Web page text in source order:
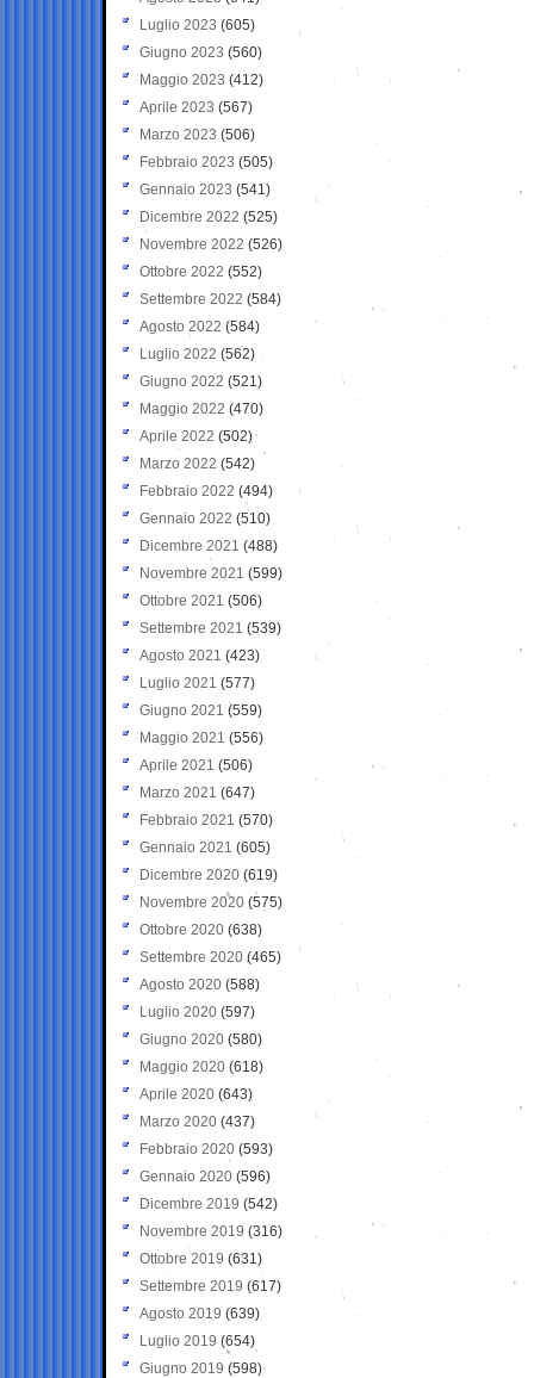
Luglio 2023 (605)
Giugno 2023 (560)
Maggio 2023 (412)
Aprile 2023 (567)
Marzo 2023 (506)
Febbraio 2023 (505)
Gennaio 2023 (541)
Dicembre 2022 (525)
Novembre 2022 (526)
Ottobre 2022 (552)
Settembre 2022 (584)
Agosto 2022 (584)
Luglio 2022 (562)
Giugno 2022 (521)
Maggio 2022 (470)
Aprile 2022 (502)
Marzo 2022 (542)
Febbraio 2022 (494)
Gennaio 2022 (510)
Dicembre 2021 (488)
Novembre 2021 (599)
Ottobre 2021 (506)
Settembre 2021 (539)
Agosto 2021 (423)
Luglio 2021 (577)
Giugno 2021(559)
Maggio 2021 (556)
Aprile 2021 (506)
Marzo 2021 (647)
Febbraio 2021 (570)
Gennaio 2021 (605)
Dicembre 2020 (619)
Novembre 2020 (575)
Ottobre 2020 (638)
Settembre 2020(465)
Agosto 2020 (588)
Luglio 2020 (597)
Giugno 2020 (580)
Maggio 2020 (618)
Aprile 2020 (643)
Marzo 2020 (437)
Febbraio 2020 (593)
Gennaio 2020 (596)
Dicembre 2019 (542)
Novembre 2019 (316)
Ottobre 2019 (631)
Settembre 2019 (617)
Agosto 2019 (639)
Luglio 2019 (654)
Giugno 2019 (598)